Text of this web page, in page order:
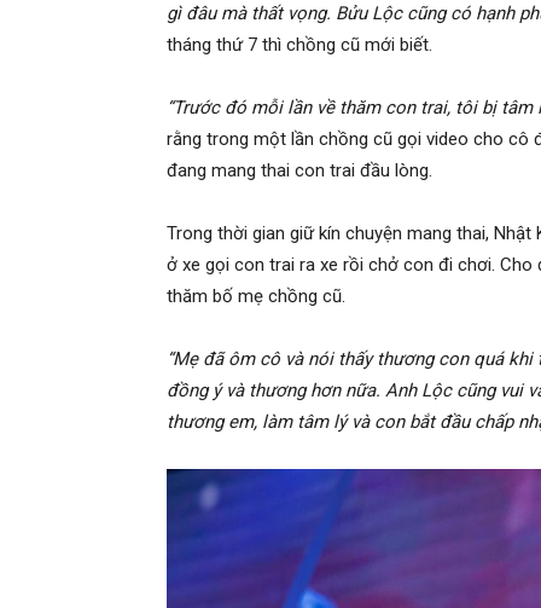
gì đâu mà thất vọng. Bửu Lộc cũng có hạnh
tháng thứ 7 thì chồng cũ mới biết.
“Trước đó mỗi lần về thăm con trai, tôi bị tâm
rằng trong một lần chồng cũ gọi video cho cô
đang mang thai con trai đầu lòng.
Trong thời gian giữ kín chuyện mang thai,
ở xe gọi con trai ra xe rồi chở con đi chơi.
thăm bố mẹ chồng cũ.
“Mẹ đã ôm cô và nói thấy thương con quá
đồng ý và thương hơn nữa. Anh Lộc cũng vui
thương em, làm tâm lý và con bắt đầu chấp